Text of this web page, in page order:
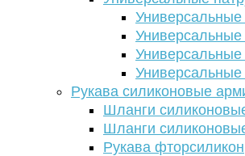
Универсальные
Универсальные
Универсальные
Универсальные
Рукава силиконовые
Шланги
Шланги
Рукава фторсиликон